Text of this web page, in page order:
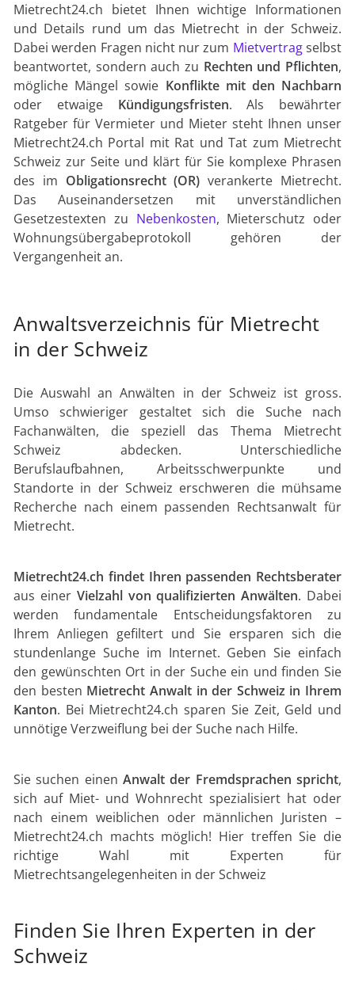
Mietrecht24.ch bietet Ihnen wichtige Informationen
und Details rund um das Mietrecht in der Schweiz.
Dabei werden Fragen nicht nur zum Mietvertragselbst
beantwortet, sondern auch zu Rechten und Pflichten,
mögliche Mängel sowie Konflikte mit den Nachbarn
oder etwaige Kündigungsfristen. Als bewährter
Ratgeber für Vermieter und Mieter steht Ihnen unser
Mietrecht24.ch Portal mit Rat und Tat zum Mietrecht
Schweiz zur Seite und klärt für Sie komplexe Phrasen
des im Obligationsrecht (OR) verankerte Mietrecht.
Das Auseinandersetzen mit unverständlichen
Gesetzestexten zu Nebenkosten, Mieterschutz oder
Wohnungsübergabeprotokoll gehören der
Vergangenheit an.
Anwaltsverzeichnis für Mietrecht
in der Schweiz
Die Auswahl an Anwälten in der Schweiz ist gross.
Umso schwieriger gestaltet sich die Suche nach
Fachanwälten, die speziell das Thema Mietrecht
Schweiz abdecken. Unterschiedliche
Berufslaufbahnen, Arbeitsschwerpunkte und
Standorte in der Schweiz erschweren die mühsame
Recherche nach einem passenden Rechtsanwalt für
Mietrecht.
Mietrecht24.ch findet Ihren passenden Rechtsberater
aus einer Vielzahl von qualifizierten Anwälten. Dabei
werden fundamentale Entscheidungsfaktoren zu
Ihrem Anliegen gefiltert und Sie ersparen sich die
stundenlange Suche im Internet. Geben Sie einfach
den gewünschten Ort in der Suche ein und finden Sie
den besten Mietrecht Anwalt in der Schweiz in Ihrem
Kanton. Bei Mietrecht24.ch sparen Sie Zeit, Geld und
unnötige Verzweiflung bei der Suche nach Hilfe.
Sie suchen einen Anwalt der Fremdsprachen spricht,
sich auf Miet- und Wohnrecht spezialisiert hat oder
nach einem weiblichen oder männlichen Juristen –
Mietrecht24.ch machts möglich! Hier treffen Sie die
richtige Wahl mit Experten für
Mietrechtsangelegenheiten in der Schweiz
Finden Sie Ihren Experten in der
Schweiz